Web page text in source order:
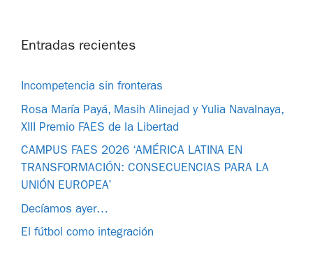
Entradas recientes
Incompetencia sin fronteras
Rosa María Payá, Masih Alinejad y Yulia Navalnaya,
XIII Premio FAES de la Libertad
CAMPUS FAES 2026 ‘AMÉRICA LATINA EN
TRANSFORMACIÓN: CONSECUENCIAS PARA LA
UNIÓN EUROPEA’
Decíamos ayer…
El fútbol como integración